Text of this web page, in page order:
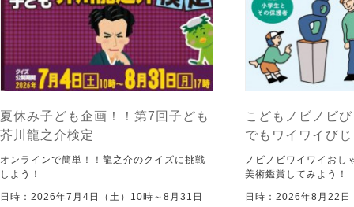
夏休み子ども企画！！第7回子ども
芥川龍之介検定
オンラインで簡単！！龍之介のクイズに挑戦
しよう！
日時：2026年7月4日（土）10時～8月31日
こどもノビノビ
でもワイワイび
ノビノビワイワイおし
美術鑑賞してみよう！
日時：2026年8月22日